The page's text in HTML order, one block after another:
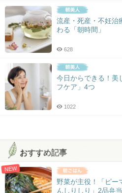
流産・死産・不妊治
わる「朝時間」
628
今日からできる！美
フケア」4つ
1022
おすすめ記事
NEW
野菜が主役！「ピー
んしりしり」2品弁当